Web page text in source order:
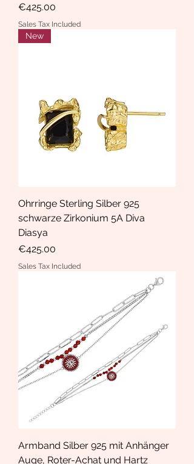
Price
€425.00
Sales Tax Included
New
Ohrringe Sterling Silber 925
schwarze Zirkonium 5A Diva
Diasya
Price
€425.00
Sales Tax Included
Armband Silber 925 mit Anhänger
Auge, Roter-Achat und Hartz